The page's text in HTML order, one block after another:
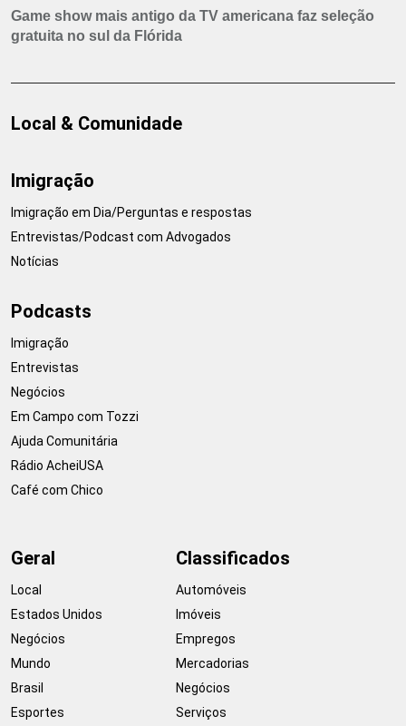
Game show mais antigo da TV americana faz seleção
gratuita no sul da Flórida
Local & Comunidade
Imigração
Imigração em Dia/Perguntas e respostas
Entrevistas/Podcast com Advogados
Notícias
Podcasts
Imigração
Entrevistas
Negócios
Em Campo com Tozzi
Ajuda Comunitária
Rádio AcheiUSA
Café com Chico
Geral
Local
Estados Unidos
Negócios
Mundo
Brasil
Esportes
Classificados
Automóveis
Imóveis
Empregos
Mercadorias
Negócios
Serviços